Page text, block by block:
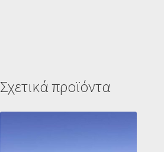
Σχετικά προϊόντα